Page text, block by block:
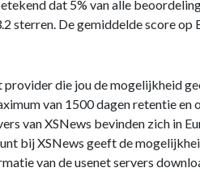
dat 5% van alle
sterren. De gemiddelde score op
provider die jou de mogelijkheid
van 1500 dagen retentie
van XSNews bevinden zich in
bij XSNews geeft de
van de usenet servers